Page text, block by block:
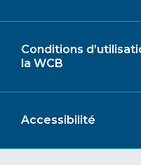
Conditions
la WCB
Accessibilité